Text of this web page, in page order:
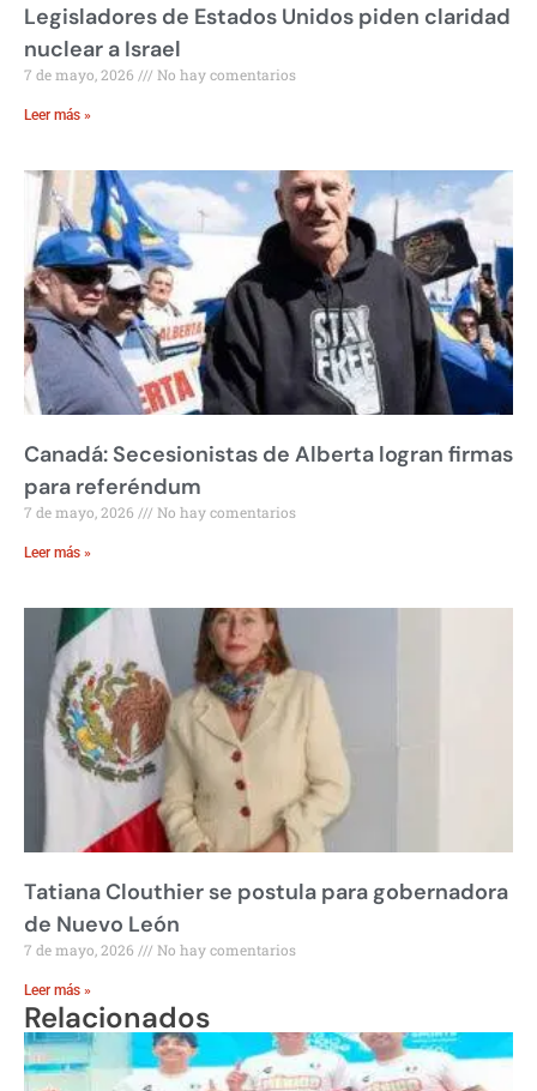
Legisladores de Estados Unidos piden claridad
nuclear a Israel
7 de mayo, 2026 No hay comentarios
Leer más »
Canadá: Secesionistas de Alberta logran firmas
para referéndum
7 de mayo, 2026 No hay comentarios
Leer más »
Tatiana Clouthier se postula para gobernadora
de Nuevo León
7 de mayo, 2026 No hay comentarios
Leer más »
Relacionados